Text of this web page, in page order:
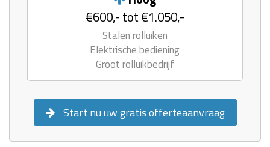
€600,- tot €1.050,-
Stalen rolluiken
Elektrische bediening
Groot rolluikbedrijf
Start nu uw gratis offerteaanvraag